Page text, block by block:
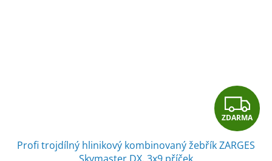
Z
D
A
ZDARMA
Profi trojdílný hlinikový kombinovaný žebřík ZARGES